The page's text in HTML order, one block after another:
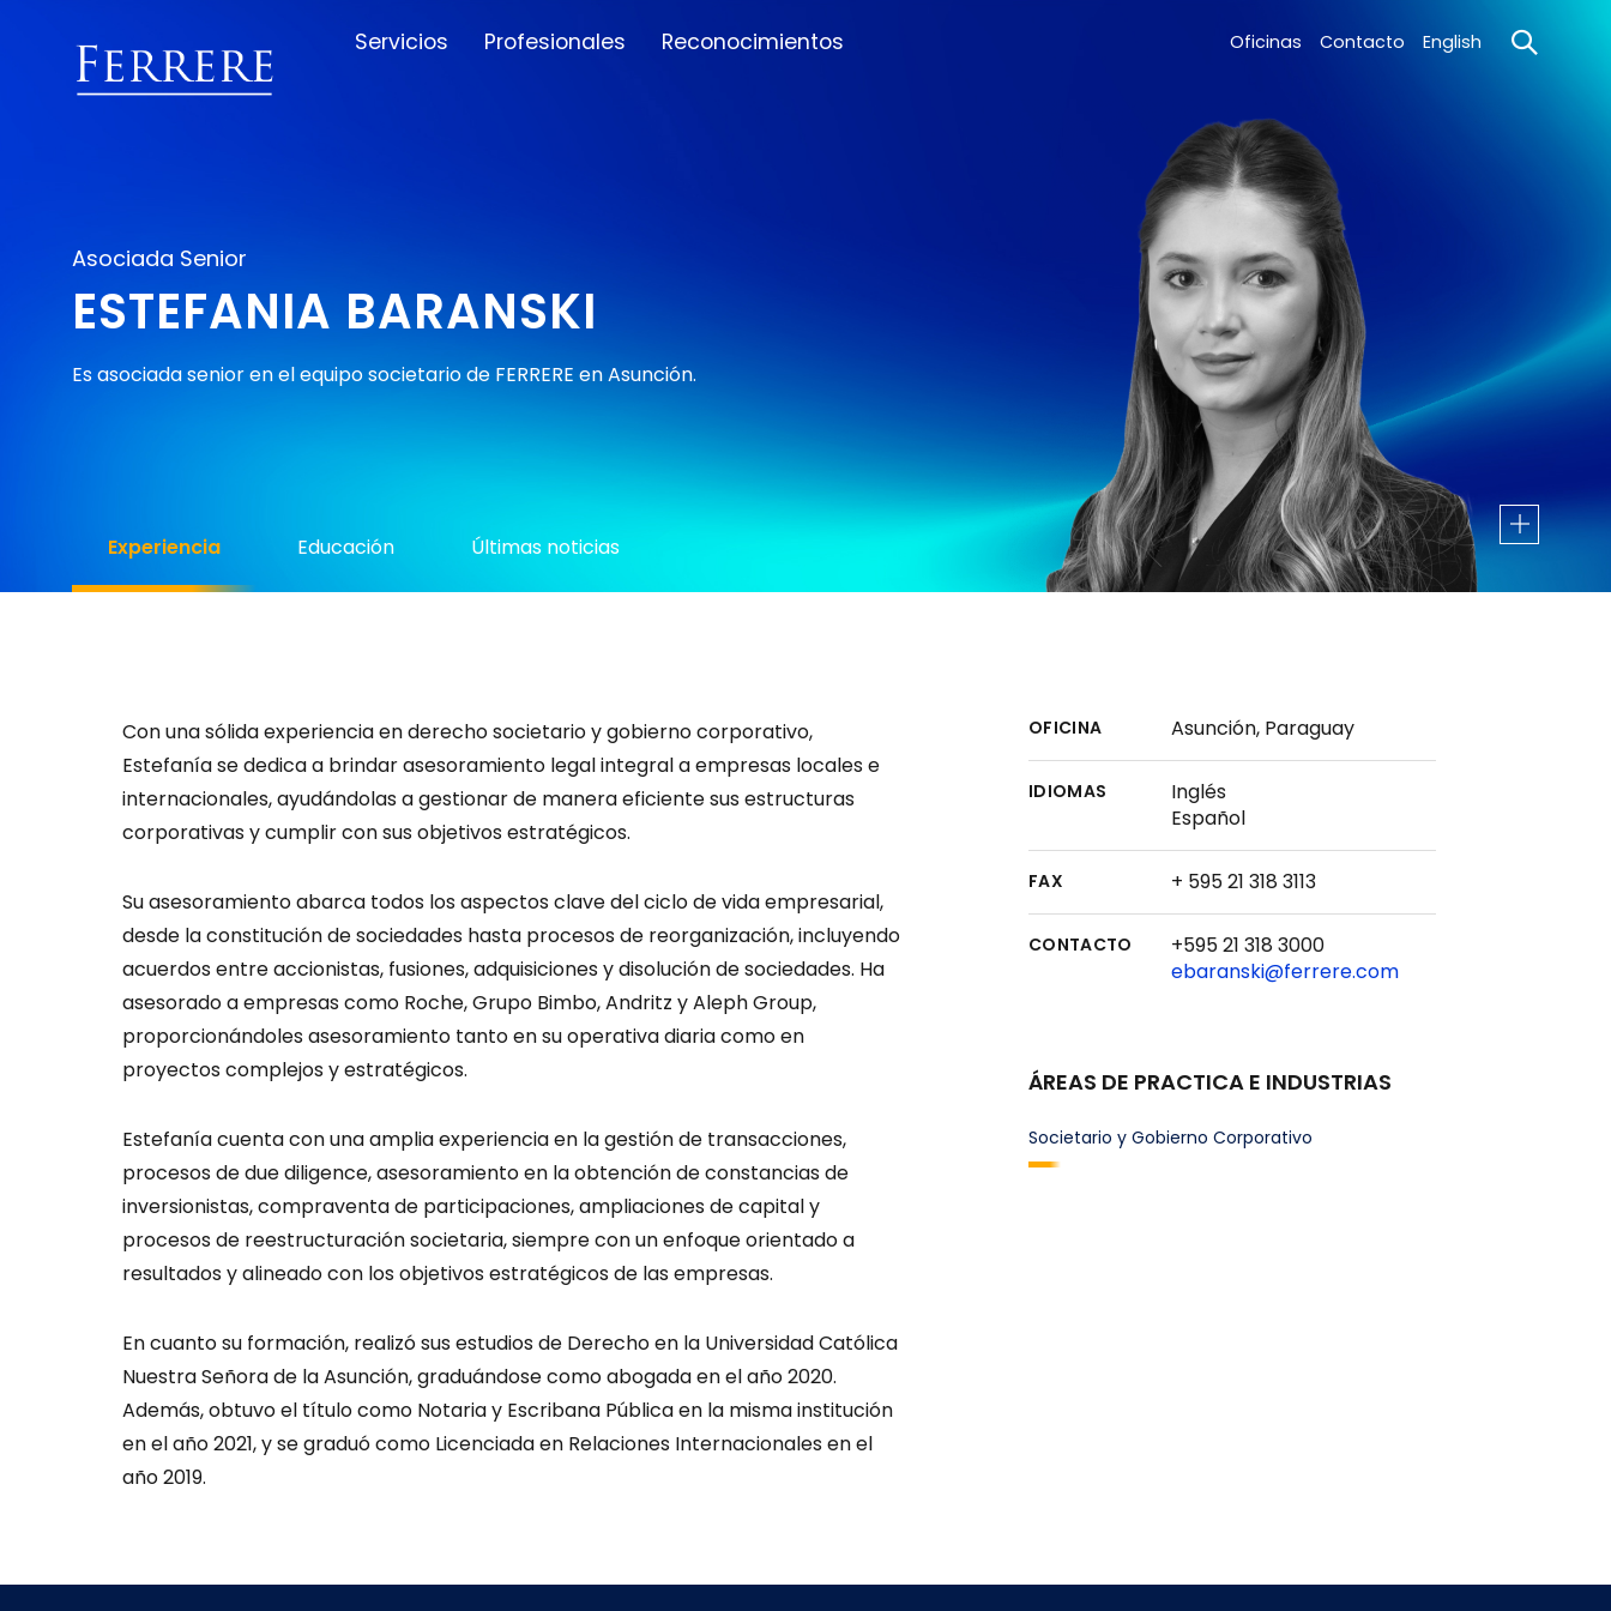
Servicios Profesionales Reconocimientos Oficinas Contacto English
Asociada Senior
ESTEFANIA BARANSKI
Es asociada senior en el equipo societario de FERRERE en Asunción.
Experiencia Educación Últimas noticias
Con una sólida experiencia en derecho societario y gobierno corporativo,
Estefanía se dedica a brindar asesoramiento legal integral a empresas locales e
internacionales, ayudándolas a gestionar de manera eficiente sus estructuras
corporativas y cumplir con sus objetivos estratégicos.
Su asesoramiento abarca todos los aspectos clave del ciclo de vida empresarial,
desde la constitución de sociedades hasta procesos de reorganización, incluyendo
acuerdos entre accionistas, fusiones, adquisiciones y disolución de sociedades. Ha
asesorado a empresas como Roche, Grupo Bimbo, Andritz y Aleph Group,
proporcionándoles asesoramiento tanto en su operativa diaria como en
proyectos complejos y estratégicos.
Estefanía cuenta con una amplia experiencia en la gestión de transacciones,
procesos de due diligence, asesoramiento en la obtención de constancias de
inversionistas, compraventa de participaciones, ampliaciones de capital y
procesos de reestructuración societaria, siempre con un enfoque orientado a
resultados y alineado con los objetivos estratégicos de las empresas.
En cuanto su formación, realizó sus estudios de Derecho en la Universidad Católica
Nuestra Señora de la Asunción, graduándose como abogada en el año 2020.
Además, obtuvo el título como Notaria y Escribana Pública en la misma institución
en el año 2021, y se graduó como Licenciada en Relaciones Internacionales en el
año 2019.
OFICINA Asunción, Paraguay
IDIOMAS
Inglés
Español
FAX + 595 21 318 3113
CONTACTO
+595 21 318 3000
ebaranski@ferrere.com
ÁREAS DE PRACTICA E INDUSTRIAS
Societario y Gobierno Corporativo